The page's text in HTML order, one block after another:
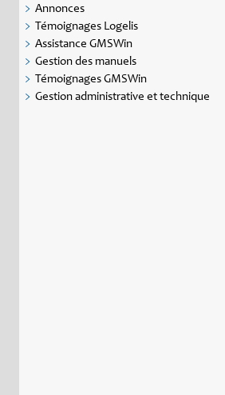
Annonces
Témoignages Logelis
Assistance GMSWin
Gestion des manuels
Témoignages GMSWin
Gestion administrative et technique